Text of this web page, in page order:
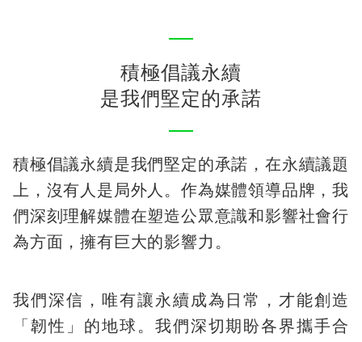
積極倡議永續
是我們堅定的承諾
積極倡議永續是我們堅定的承諾，在永續議題
上，沒有人是局外人。作為媒體領導品牌，我
們深刻理解媒體在塑造公眾意識和影響社會行
為方面，擁有巨大的影響力。
我們深信，唯有讓永續成為日常，才能創造
「韌性」的地球。我們深切期盼各界攜手合